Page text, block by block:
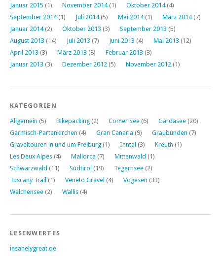
Januar 2015 (1) November 2014(1) Oktober 2014(4)
September 2014(1) Juli 2014(5) Mai 2014(1) März 2014(7)
Januar 2014(2) Oktober 2013 (3) September 2013 (5)
August 2013 (14) Juli 2013 (7) Juni 2013 (4) Mai 2013 (12)
April 2013 (3) März 2013 (8) Februar 2013 (3)
Januar 2013 (3) Dezember 2012 (5) November 2012 (1)
KATEGORIEN
Allgemein (5) Bikepacking (2) Comer See (6) Gardasee (20)
Garmisch-Partenkirchen (4) Gran Canaria (9) Graubünden (7)
Graveltouren in und um Freiburg (1) Inntal (3) Kreuth (1)
Les Deux Alpes (4) Mallorca (7) Mittenwald (1)
Schwarzwald (11) Südtirol (19) Tegernsee (2)
Tuscany Trail (1) Veneto Gravel (4) Vogesen (33)
Walchensee (2) Wallis (4)
LESENWERTES
insanelygreat.de